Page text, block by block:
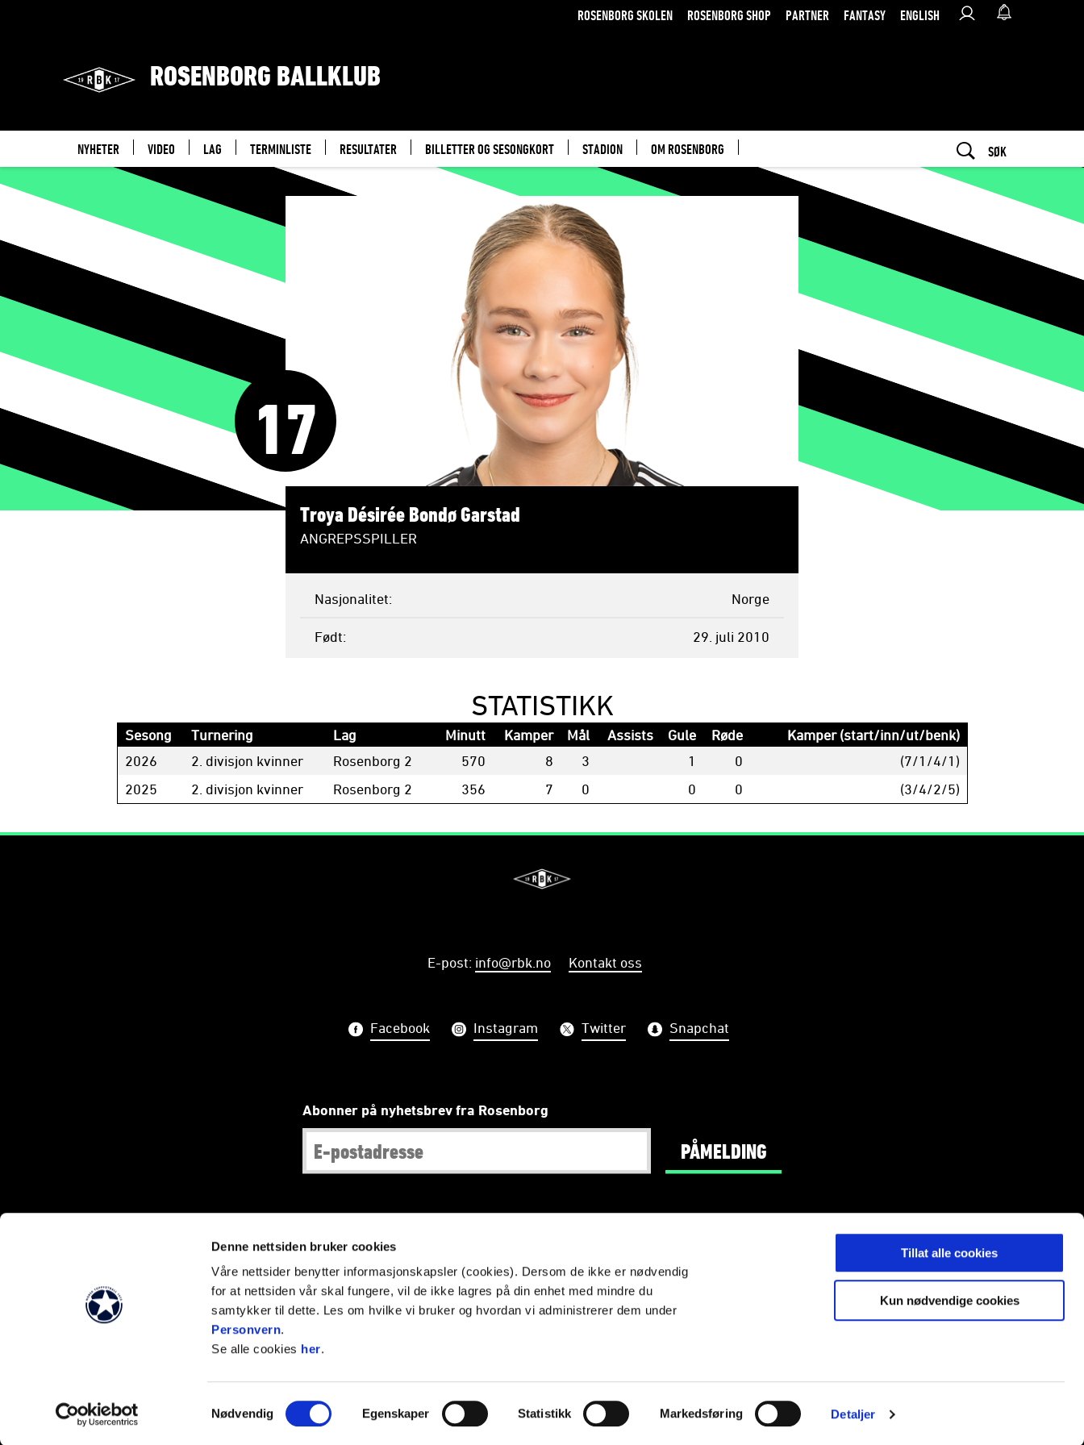
Denne nettsiden bruker cookies
Våre nettsider benytter informasjonskapsler (cookies). Dersom de ikke er nødvendig
for at nettsiden vår skal fungere, vil de ikke lagres på din enhet med mindre du
samtykker til dette. Les om hvilke vi bruker og hvordan vi administrerer dem under
Personvern.
Se alle cookies her.
Samtykkevalg
Nødvendig Egenskaper Statistikk Markedsføring Detaljer
Tillat alle cookies
Kun nødvendige cookies
ROSENBORG SKOLEN ROSENBORG SHOP PARTNER FANTASY ENGLISH
ROSENBORG BALLKLUB
NYHETER VIDEO LAG TERMINLISTE RESULTATER BILLETTER OG SESONGKORT STADION OM ROSENBORG SØK
17
Troya Désirée Bondø Garstad
ANGREPSSPILLER
Nasjonalitet Norge
Født 29. juli 2010
STATISTIKK
Sesong Turnering Lag Minutt Kamper Mål Assists Gule Røde
Kamper (start/inn/ut/benk)
2026
2. divisjon kvinner Rosenborg 2 570 8 3 1 0
(7/1/4/1)
2025
2. divisjon kvinner Rosenborg 2 356 7 0 0 0 (3/4/2/5)
E-post: info@rbk.no Kontakt oss
Facebook Instagram Twitter Snapchat
Abonner på nyhetsbrev fra Rosenborg
PÅMELDING
Info om videoovervåking på Lerkendal
Aktsomhetsvurdering